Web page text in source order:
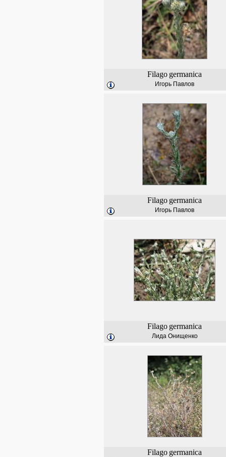
Filago germanica
Игорь Павлов
Filago germanica
Игорь Павлов
Filago germanica
Лида Онищенко
Filago germanica